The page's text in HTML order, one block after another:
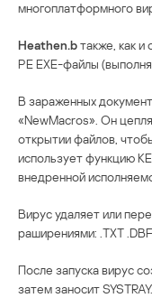
многоплатформного
Heathen.bтакже, как
PE EXE-файлы
В зараженных
«NewMacros». Он
открытии файлов,
использует функцию
внедренной
Вирус удаляет или
раширениями: .TXT
После запуска вирус
затем заносит